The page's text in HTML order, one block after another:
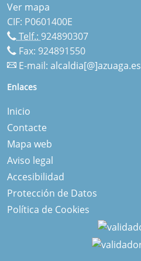
Ver mapa
CIF: P0601400E
Telf.: 924890307
Fax: 924891550
E-mail: alcaldia[@]azuaga.es
Enlaces
Inicio
Contacte
Mapa web
Aviso legal
Accesibilidad
Protección de Datos
Política de Cookies